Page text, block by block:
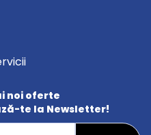
noi oferte
te la Newsletter!